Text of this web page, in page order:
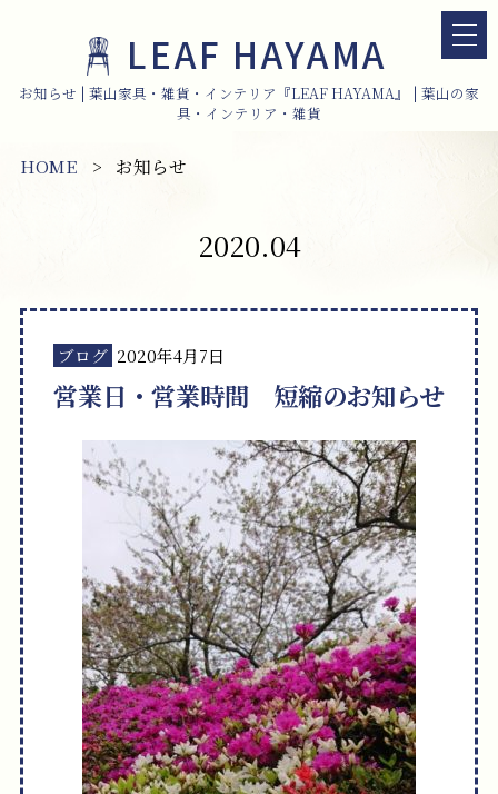
LEAF HAYAMA
お知らせ | 葉山家具・雑貨・インテリア『LEAF HAYAMA』 | 葉山の家
具・インテリア・雑貨
HOME お知らせ
2020.04
ブログ 2020年4月7日
営業日・営業時間 短縮のお知らせ